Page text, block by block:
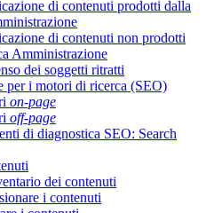
di contenuti prodotti dalla
di contenuti non prodotti
Amministrazione
dei soggetti ritratti
per i motori di ricerca (SEO)
on-page
off-page
di diagnostica SEO: Search
dei contenuti
i contenuti